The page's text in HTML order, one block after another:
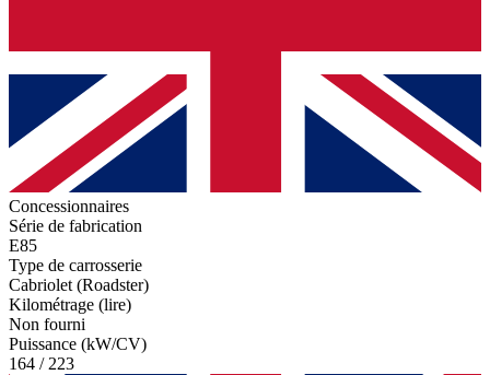
Concessionnaires
Série de fabrication
E85
Type de carrosserie
Cabriolet (Roadster)
Kilométrage (lire)
Non fourni
Puissance (kW/CV)
164 / 223